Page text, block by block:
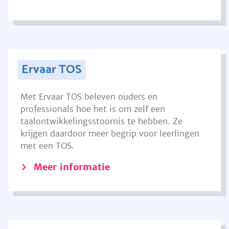
Ervaar TOS
Met Ervaar TOS beleven ouders en
professionals hoe het is om zelf een
taalontwikkelingsstoornis te hebben. Ze
krijgen daardoor meer begrip voor leerlingen
met een TOS.
Meer informatie